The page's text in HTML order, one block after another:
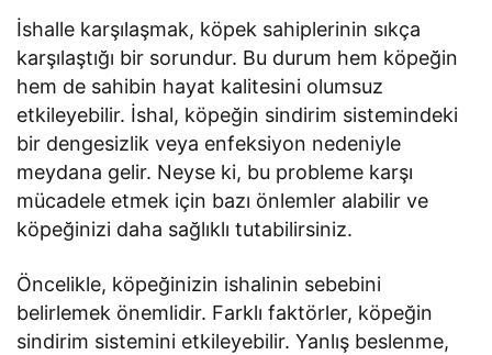
İshalle karşılaşmak, köpek sahiplerinin sıkça
karşılaştığı bir sorundur. Bu durum hem köpeğin
hem de sahibin hayat kalitesini olumsuz
etkileyebilir. İshal, köpeğin sindirim sistemindeki
bir dengesizlik veya enfeksiyon nedeniyle
meydana gelir. Neyse ki, bu probleme karşı
mücadele etmek için bazı önlemler alabilir ve
köpeğinizi daha sağlıklı tutabilirsiniz.
Öncelikle, köpeğinizin ishalinin sebebini
belirlemek önemlidir. Farklı faktörler, köpeğin
sindirim sistemini etkileyebilir. Yanlış beslenme,